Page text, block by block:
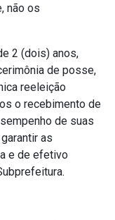
não os
2 (dois) anos,
de posse,
reeleição
o recebimento de
de suas
as
e de efetivo